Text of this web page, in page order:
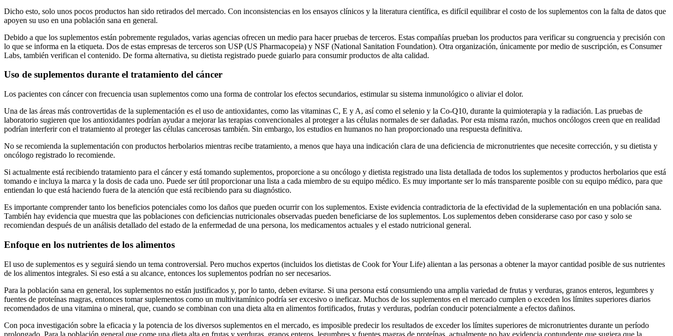
Dicho esto, solo unos pocos productos han sido retirados del mercado. Con inconsistencias en los ensayos clínicos y la literatura científica, es difícil equilibrar el costo de los suplementos con la falta de datos que
apoyen su uso en una población sana en general.
Debido a que los suplementos están pobremente regulados, varias agencias ofrecen un medio para hacer pruebas de terceros. Estas compañías prueban los productos para verificar su congruencia y precisión con
lo que se informa en la etiqueta. Dos de estas empresas de terceros son USP (US Pharmacopeia) y NSF (National Sanitation Foundation). Otra organización, únicamente por medio de suscripción, es Consumer
Labs, también verifican el contenido. De forma alternativa, su dietista registrado puede guiarlo para consumir productos de alta calidad.
Uso de suplementos durante el tratamiento del cáncer
Los pacientes con cáncer con frecuencia usan suplementos como una forma de controlar los efectos secundarios, estimular su sistema inmunológico o aliviar el dolor.
Una de las áreas más controvertidas de la suplementación es el uso de antioxidantes, como las vitaminas C, E y A, así como el selenio y la Co-Q10, durante la quimioterapia y la radiación. Las pruebas de
laboratorio sugieren que los antioxidantes podrían ayudar a mejorar las terapias convencionales al proteger a las células normales de ser dañadas. Por esta misma razón, muchos oncólogos creen que en realidad
podrían interferir con el tratamiento al proteger las células cancerosas también. Sin embargo, los estudios en humanos no han proporcionado una respuesta definitiva.
No se recomienda la suplementación con productos herbolarios mientras recibe tratamiento, a menos que haya una indicación clara de una deficiencia de micronutrientes que necesite corrección, y su dietista y
oncólogo registrado lo recomiende.
Si actualmente está recibiendo tratamiento para el cáncer y está tomando suplementos, proporcione a su oncólogo y dietista registrado una lista detallada de todos los suplementos y productos herbolarios que está
tomando e incluya la marca y la dosis de cada uno. Puede ser útil proporcionar una lista a cada miembro de su equipo médico. Es muy importante ser lo más transparente posible con su equipo médico, para que
entiendan lo que está haciendo fuera de la atención que está recibiendo para su diagnóstico.
Es importante comprender tanto los beneficios potenciales como los daños que pueden ocurrir con los suplementos. Existe evidencia contradictoria de la efectividad de la suplementación en una población sana.
También hay evidencia que muestra que las poblaciones con deficiencias nutricionales observadas pueden beneficiarse de los suplementos. Los suplementos deben considerarse caso por caso y solo se
recomiendan después de un análisis detallado del estado de la enfermedad de una persona, los medicamentos actuales y el estado nutricional general.
Enfoque en los nutrientes de los alimentos
El uso de suplementos es y seguirá siendo un tema controversial. Pero muchos expertos (incluidos los dietistas de Cook for Your Life) alientan a las personas a obtener la mayor cantidad posible de sus nutrientes
de los alimentos integrales. Si eso está a su alcance, entonces los suplementos podrían no ser necesarios.
Para la población sana en general, los suplementos no están justificados y, por lo tanto, deben evitarse. Si una persona está consumiendo una amplia variedad de frutas y verduras, granos enteros, legumbres y
fuentes de proteínas magras, entonces tomar suplementos como un multivitamínico podría ser excesivo o ineficaz. Muchos de los suplementos en el mercado cumplen o exceden los límites superiores diarios
recomendados de una vitamina o mineral, que, cuando se combinan con una dieta alta en alimentos fortificados, frutas y verduras, podrían conducir potencialmente a efectos dañinos.
Con poca investigación sobre la eficacia y la potencia de los diversos suplementos en el mercado, es imposible predecir los resultados de exceder los límites superiores de micronutrientes durante un período
prolongado. Para la población general que come una dieta alta en frutas y verduras, granos enteros, legumbres y fuentes magras de proteínas, actualmente no hay evidencia contundente que sugiera que la